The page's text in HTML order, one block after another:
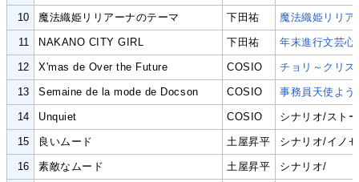
10 魔法織姫リリアーナのテーマ 下田祐 魔法織姫リリア
11 NAKANO CITY GIRL 下田祐 年末進行文芸心
12 X'mas de Over the Future COSIO チョリ～クリス
13 Semaine de la mode de Docson COSIO 事務員天使よう
14 Unquiet COSIO シナリオ/スト
15 良いムード 土屋昇平 シナリオ/イノ
16 素敵なムード 土屋昇平 シナリオ/